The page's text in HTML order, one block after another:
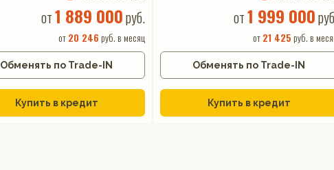
от1 889 000руб.
от20 246 руб. в месяц
Обменять по Trade-IN
Купить в кредит
от1 999 000
от21 425 руб. в
Обменять по Trade-IN
Купить в кредит